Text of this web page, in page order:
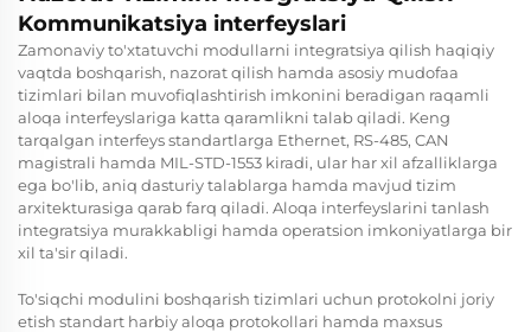
Kommunikatsiya interfeyslari
Zamonaviy to'xtatuvchi modullarni integratsiya qilish haqiqiy
vaqtda boshqarish, nazorat qilish hamda asosiy mudofaa
tizimlari bilan muvofiqlashtirish imkonini beradigan raqamli
aloqa interfeyslariga katta qaramlikni talab qiladi. Keng
tarqalgan interfeys standartlarga Ethernet, RS-485, CAN
magistrali hamda MIL-STD-1553 kiradi, ular har xil afzalliklarga
ega bo'lib, aniq dasturiy talablarga hamda mavjud tizim
arxitekturasiga qarab farq qiladi. Aloqa interfeyslarini tanlash
integratsiya murakkabligi hamda operatsion imkoniyatlarga bir
xil ta'sir qiladi.
To'siqchi modulini boshqarish tizimlari uchun protokolni joriy
etish standart harbiy aloqa protokollari hamda maxsus